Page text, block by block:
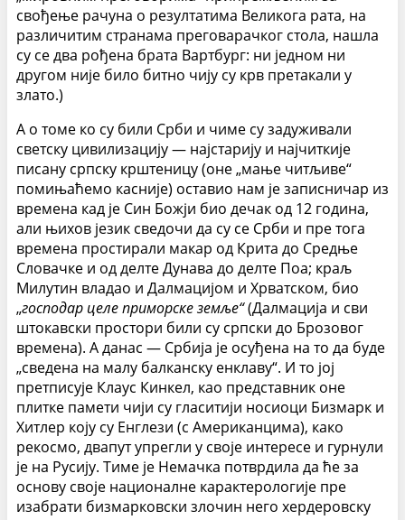
свођење рачуна о резултатима Великога рата, на
различитим странама преговарачког стола, нашла
су се два рођена брата Вартбург: ни једном ни
другом није било битно чију су крв претакали у
злато.)
А о томе ко су били Срби и чиме су задуживали
светску цивилизацију — најстарију и најчиткије
писану српску крштеницу (оне „мање читљиве“
помињаћемо касније) оставио нам је записничар из
времена кад је Син Божји био дечак од 12 година,
али њихов језик сведочи да су се Срби и пре тога
времена простирали макар од Крита до Средње
Словачке и од делте Дунава до делте Поа; краљ
Милутин владао и Далмацијом и Хрватском, био
„господар целе приморске земље“(Далмација и сви
штокавски простори били су српски до Брозовог
времена). А данас — Србија је осуђена на то да буде
„сведена на малу балканску енклаву“. И то јој
претписује Клаус Кинкел, као представник оне
плитке памети чији су гласитији носиоци Бизмарк и
Хитлер коју су Енглези (с Американцима), како
рекосмо, двапут упрегли у своје интересе и гурнули
је на Русију. Тиме је Немачка потврдила да ће за
основу своје националне карактерологије пре
изабрати бизмарковски злочин него хердеровску